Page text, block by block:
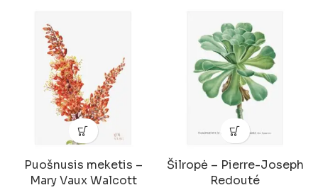
Puošnusis meketis –
Mary Vaux Walcott
Šilropė – Pierre-Joseph
Redouté